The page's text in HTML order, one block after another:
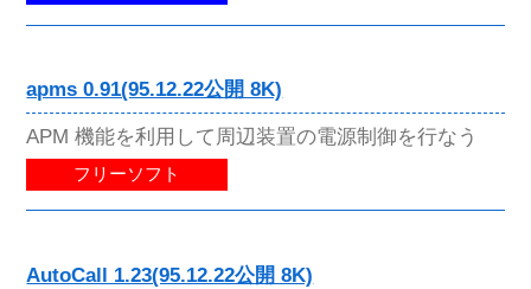
apms 0.91(95.12.22公開 8K)
APM 機能を利用して周辺装置の電源制御を行なう
フリーソフト
AutoCall 1.23(95.12.22公開 8K)